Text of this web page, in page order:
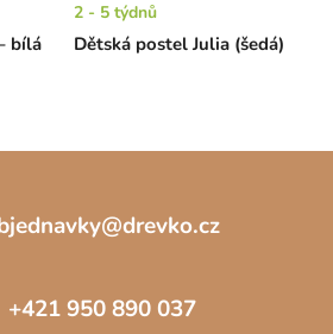
bílá Dětská postel Julia (šedá)
2 - 5 týdnů
@drevko.cz
+421 950 890 037